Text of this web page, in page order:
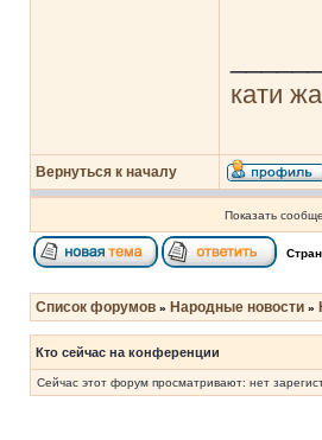
кати
Вернуться к началу
Показать
Список форумов » Народные новости »
Кто сейчас на конференции
Сейчас этот форум просматривают: нет